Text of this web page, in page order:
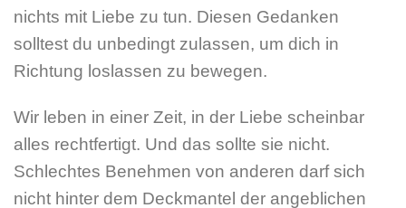
nichts mit Liebe zu tun. Diesen Gedanken
solltest du unbedingt zulassen, um dich in
Richtung loslassen zu bewegen.
Wir leben in einer Zeit, in der Liebe scheinbar
alles rechtfertigt. Und das sollte sie nicht.
Schlechtes Benehmen von anderen darf sich
nicht hinter dem Deckmantel der angeblichen